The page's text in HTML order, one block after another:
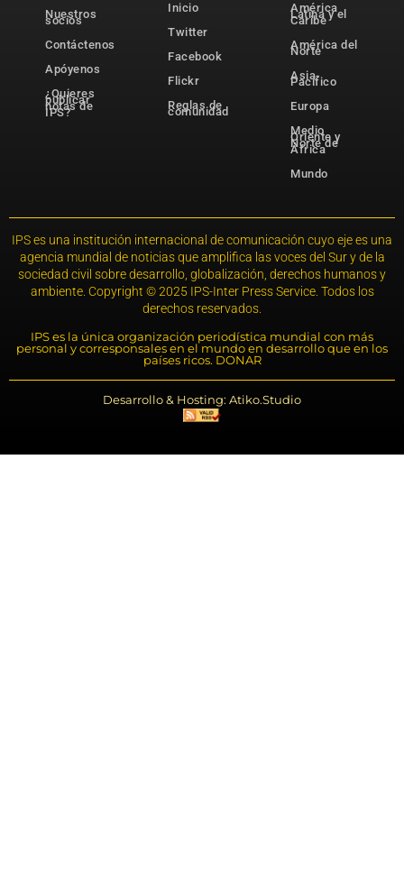
Nuestros
socios
Contáctenos
Apóyenos
¿Quieres
publicar
notas de
IPS?
Inicio
Twitter
Facebook
Flickr
Reglas de
comunidad
América
Latina y el
Caribe
América del
Norte
Asia-
Pacífico
Europa
Medio
Oriente y
Norte de
África
Mundo
IPS es una institución internacional de comunicación cuyo eje es una
agencia mundial de noticias que amplifica las voces del Sur y de la
sociedad civil sobre desarrollo, globalización, derechos humanos y
ambiente. Copyright © 2025 IPS-Inter Press Service. Todos los
derechos reservados.
IPS es la única organización periodística mundial con más
personal y corresponsales en el mundo en desarrollo que en los
países ricos. DONAR
Desarrollo & Hosting: Atiko.Studio